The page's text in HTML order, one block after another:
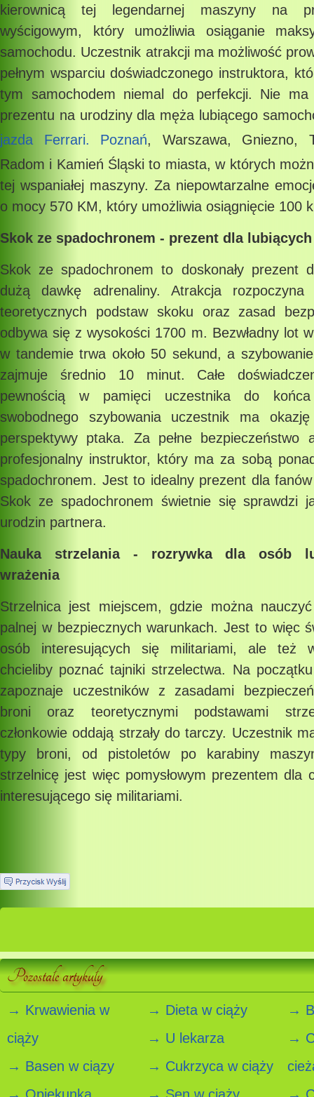
kierownicą tej legendarnej maszyny na
wyścigowym, który umożliwia osiąganie
samochodu. Uczestnik atrakcji ma możliwość
pełnym wsparciu doświadczonego instruktora,
tym samochodem niemal do perfekcji. Nie ma
prezentu na urodziny dla męża lubiącego
jazda Ferrari. Poznań, Warszawa, Gniezno,
Radom i Kamień Śląski to miasta, w których
tej wspaniałej maszyny. Za niepowtarzalne
o mocy 570 KM, który umożliwia osiągnięcie 100
Skok ze spadochronem - prezent dla
Skok ze spadochronem to doskonały prezent
dużą dawkę adrenaliny. Atrakcja
teoretycznych podstaw skoku oraz zasad
odbywa się z wysokości 1700 m. Bezwładny lot
w tandemie trwa około 50 sekund, a
zajmuje średnio 10 minut. Całe
pewnością w pamięci uczestnika do
swobodnego szybowania uczestnik ma
perspektywy ptaka. Za pełne bezpieczeństwo
profesjonalny instruktor, który ma za sobą
spadochronem. Jest to idealny prezent dla
Skok ze spadochronem świetnie się sprawdzi
urodzin partnera.
Nauka strzelania - rozrywka dla osób
wrażenia
Strzelnica jest miejscem, gdzie można
palnej w bezpiecznych warunkach. Jest to więc
osób interesujących się militariami, ale też
chcieliby poznać tajniki strzelectwa. Na
zapoznaje uczestników z zasadami
broni oraz teoretycznymi podstawami
członkowie oddają strzały do tarczy. Uczestnik
typy broni, od pistoletów po karabiny
strzelnicę jest więc pomysłowym prezentem dla
interesującego się militariami.
Pozostałe artykuły
→ Krwawienia w
ciąży
→ Basen w ciązy
→ Dieta w ciąży
→ U lekarza
→ Cukrzyca w ciąży
→
→